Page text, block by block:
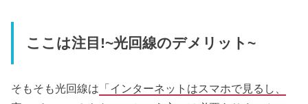
ここは注目!~光回線のデメリット~
そもそも光回線は 「インターネットはスマホで見るし、